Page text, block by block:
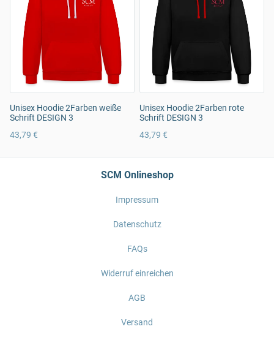
Unisex Hoodie 2Farben weiße
Schrift DESIGN 3
43,79 €
Unisex Hoodie 2Farben rote
Schrift DESIGN 3
43,79 €
SCM Onlineshop
Impressum
Datenschutz
FAQs
Widerruf einreichen
AGB
Versand